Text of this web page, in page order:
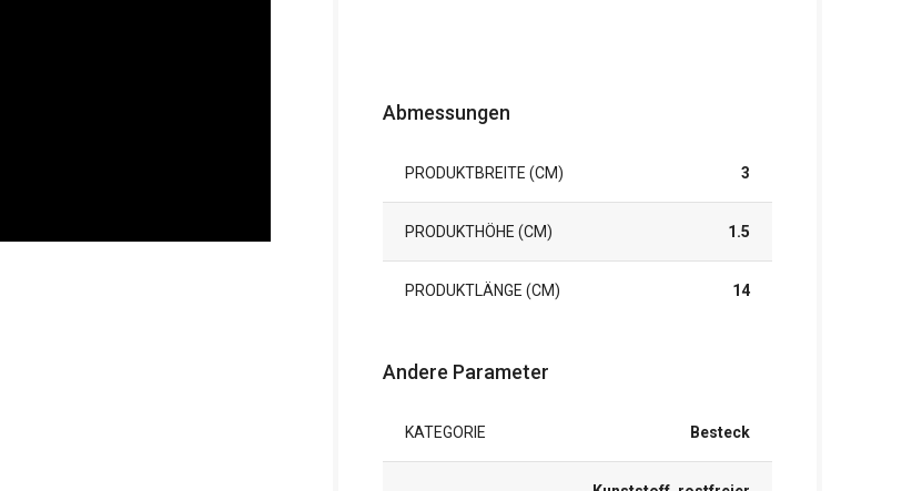
Abmessungen
PRODUKTBREITE (CM) 3
PRODUKTHÖHE (CM) 1.5
PRODUKTLÄNGE (CM) 14
Andere Parameter
KATEGORIE Besteck